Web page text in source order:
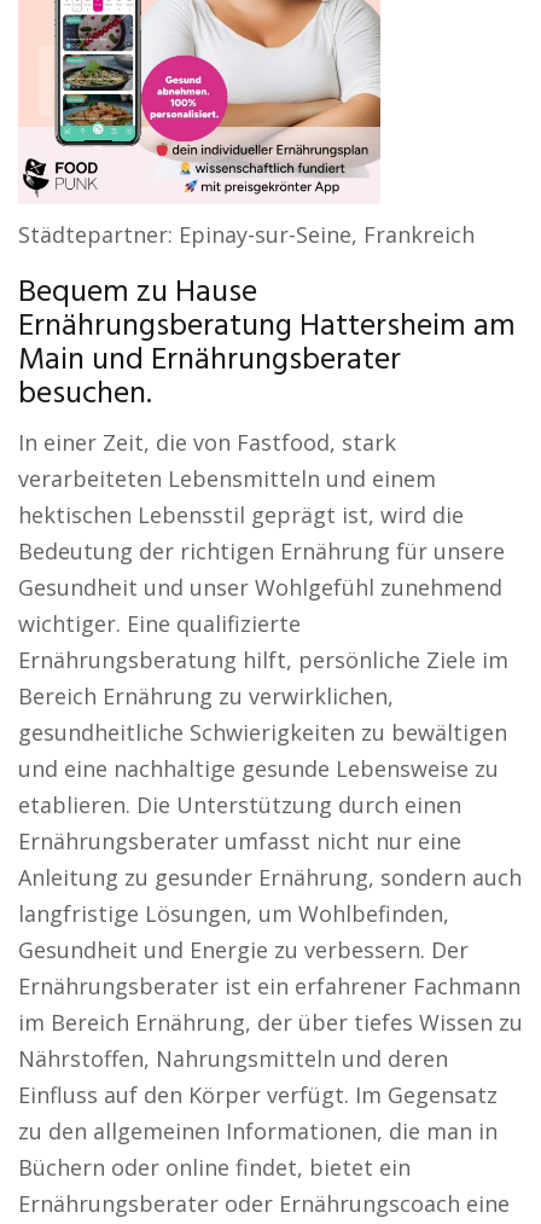
Städtepartner: Epinay-sur-Seine, Frankreich
Bequem zu Hause
Ernährungsberatung Hattersheim am
Main und Ernährungsberater
besuchen.
In einer Zeit, die von Fastfood, stark
verarbeiteten Lebensmitteln und einem
hektischen Lebensstil geprägt ist, wird die
Bedeutung der richtigen Ernährung für unsere
Gesundheit und unser Wohlgefühl zunehmend
wichtiger. Eine qualifizierte
Ernährungsberatung hilft, persönliche Ziele im
Bereich Ernährung zu verwirklichen,
gesundheitliche Schwierigkeiten zu bewältigen
und eine nachhaltige gesunde Lebensweise zu
etablieren. Die Unterstützung durch einen
Ernährungsberater umfasst nicht nur eine
Anleitung zu gesunder Ernährung, sondern auch
langfristige Lösungen, um Wohlbefinden,
Gesundheit und Energie zu verbessern. Der
Ernährungsberater ist ein erfahrener Fachmann
im Bereich Ernährung, der über tiefes Wissen zu
Nährstoffen, Nahrungsmitteln und deren
Einfluss auf den Körper verfügt. Im Gegensatz
zu den allgemeinen Informationen, die man in
Büchern oder online findet, bietet ein
Ernährungsberater oder Ernährungscoach eine